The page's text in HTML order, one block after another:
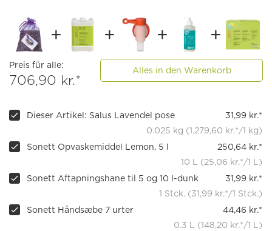
Preis für alle:
706,90 kr.*
Alles in den Warenkorb
Dieser Artikel: Salus Lavendel pose
31,99 kr.*
0.025 kg (1.279,60 kr.*/1 kg)
Sonett Opvaskemiddel Lemon, 5 l
250,64 kr.*
10 L (25,06 kr.*/1 L)
Sonett Aftapningshane til 5 og 10 l-dunk
31,99 kr.*
1 Stck. (31,99 kr.*/1 Stck.)
Sonett Håndsæbe 7 urter
44,46 kr.*
0.3 L (148,20 kr.*/1 L)